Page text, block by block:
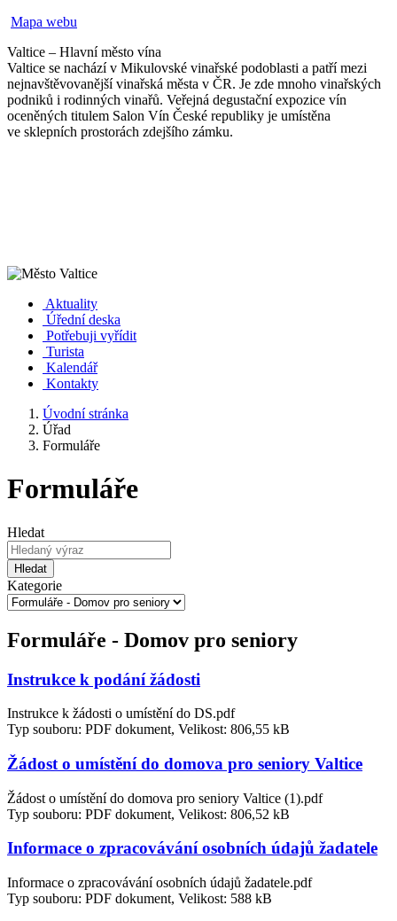
Mapa webu
Valtice – Hlavní město vína
Valtice se nachází v Mikulovské vinařské podoblasti a patří mezi
nejnavštěvovanější vinařská města v ČR. Je zde mnoho vinařských
podniků i rodinných vinařů. Veřejná degustační expozice vín
oceněných titulem Salon Vín České republiky je umístěna
ve sklepních prostorách zdejšího zámku.
Aktuality
Úřední deska
Potřebuji vyřídit
Turista
Kalendář
Kontakty
Úvodní stránka
Úřad
Formuláře
Formuláře
Hledat
Hledat
Kategorie
Formuláře - Domov pro seniory
Instrukce k podání žádosti
Instrukce k žádosti o umístění do DS.pdf
Typ souboru: PDF dokument, Velikost: 806,55 kB
Žádost o umístění do domova pro seniory Valtice
Žádost o umístění do domova pro seniory Valtice (1).pdf
Typ souboru: PDF dokument, Velikost: 806,52 kB
Informace o zpracovávání osobních údajů žadatele
Informace o zpracovávání osobních údajů žadatele.pdf
Typ souboru: PDF dokument, Velikost: 588 kB